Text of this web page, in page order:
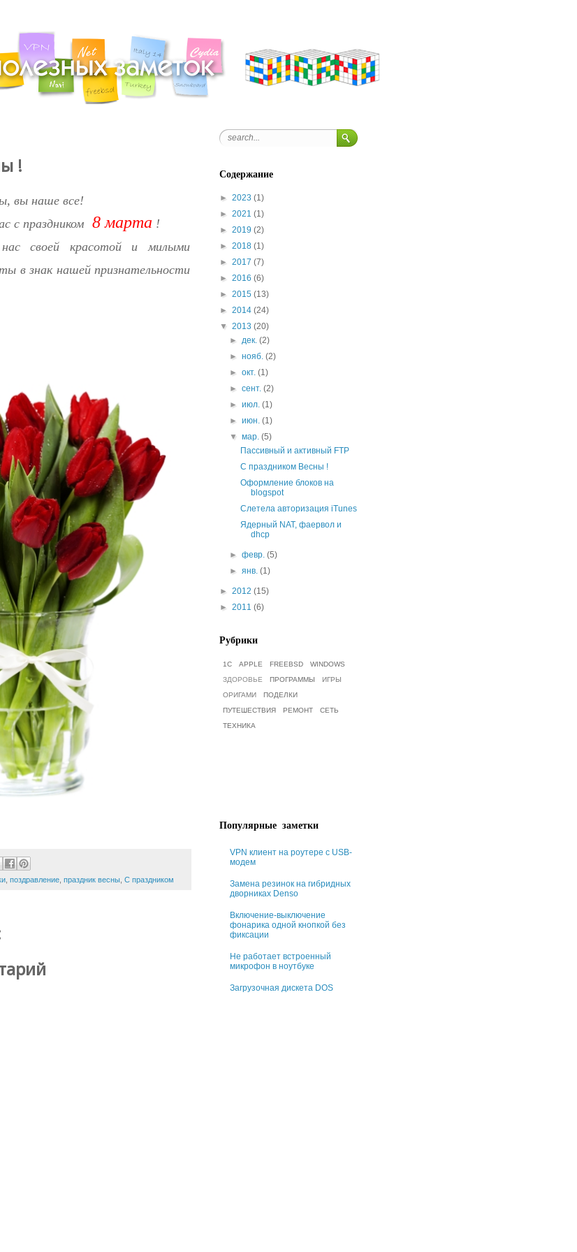
!
вы наше все!
с праздником
8 марта !
своей красотой и милыми
в знак нашей признательности
поздравление праздник весны С праздником
Содержание
► 2023 (1)
► 2021 (1)
► 2019 (2)
► 2018 (1)
► 2017 (7)
► 2016 (6)
► 2015 (13)
► 2014 (24)
▼ 2013 (20)
►дек.(2)
►нояб.(2)
►окт.(1)
►сент.(2)
►июл.(1)
►июн.(1)
▼мар.(5)
Пассивный и активный FTP
С праздником Весны !
Оформление блоков на
blogspot
Слетела авторизация iTunes
Ядерный NAT, фаервол и
dhcp
►февр.(5)
►янв.(1)
► 2012 (15)
► 2011 (6)
Рубрики
1С APPLE FREEBSD
WINDOWS
ЗДОРОВЬЕ
ПРОГРАММЫ
ИГРЫ
ОРИГАМИ
ПОДЕЛКИ
ПУТЕШЕСТВИЯ
РЕМОНТ
СЕТЬ
ТЕХНИКА
Популярные заметки
VPN клиент на роутере с USB-
модем
Замена резинок на гибридных
дворниках Denso
Включение-выключение
фонарика одной кнопкой без
фиксации
Не работает встроенный
микрофон в ноутбуке
Загрузочная дискета DOS